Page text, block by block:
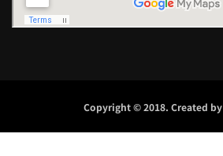
Copyright © 2018. Created by